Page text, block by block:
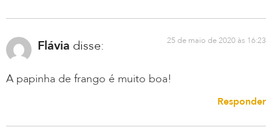
Flávia disse: 25 de maio de 2020 às 16:23
A papinha de frango é muito boa!
Responder